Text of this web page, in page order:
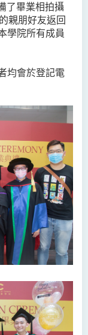
了畢業相拍攝
親朋好友返回
學院所有成員
均會於登記電